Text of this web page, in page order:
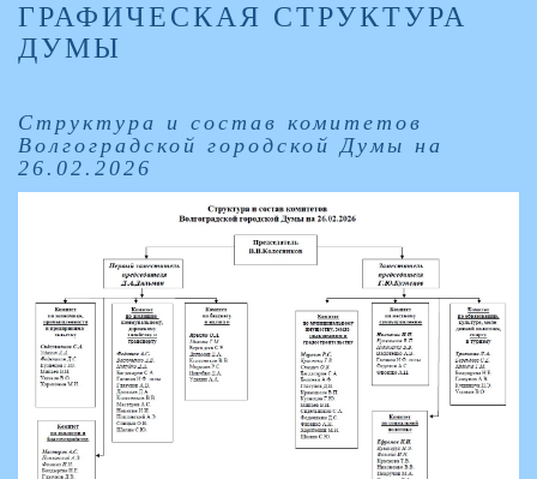
ГРАФИЧЕСКАЯ СТРУКТУРА
ДУМЫ
Структура и состав комитетов
Волгоградской городской Думы на
26.02.2026